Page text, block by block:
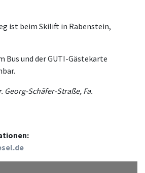
ist beim Skilift in Rabenstein,
Bus und der GUTI-Gästekarte
Georg-Schäfer-Straße, Fa.